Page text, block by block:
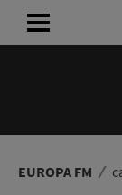
EUROPA FM
RADIO